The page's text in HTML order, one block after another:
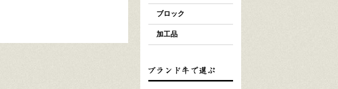
ブロック
加工品